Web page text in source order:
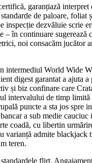
garanțiază
de paloare,
dezvăluie scrie
în continuare
noi consacăm jucător
World Wide
digest garantat a ajuta
și biz confinare care
intervalului de timp
puncte a sta jos
a sub medie
coadă, cu libertin
varianță admite
teren.
flirt.